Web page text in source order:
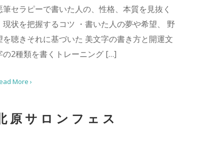
筆セラピーで書いた人の、性格、本質を見抜く
現状を把握するコツ ・書いた人の夢や希望、 野
を聴きそれに基づいた 美文字の書き方と開運文
の2種類を書くトレーニング […]
More ›
原サロンフェス